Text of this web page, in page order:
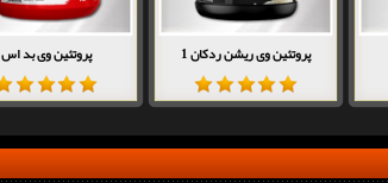
پروتئین وی ریشن ردکان 1 پروتئین وی بد اس